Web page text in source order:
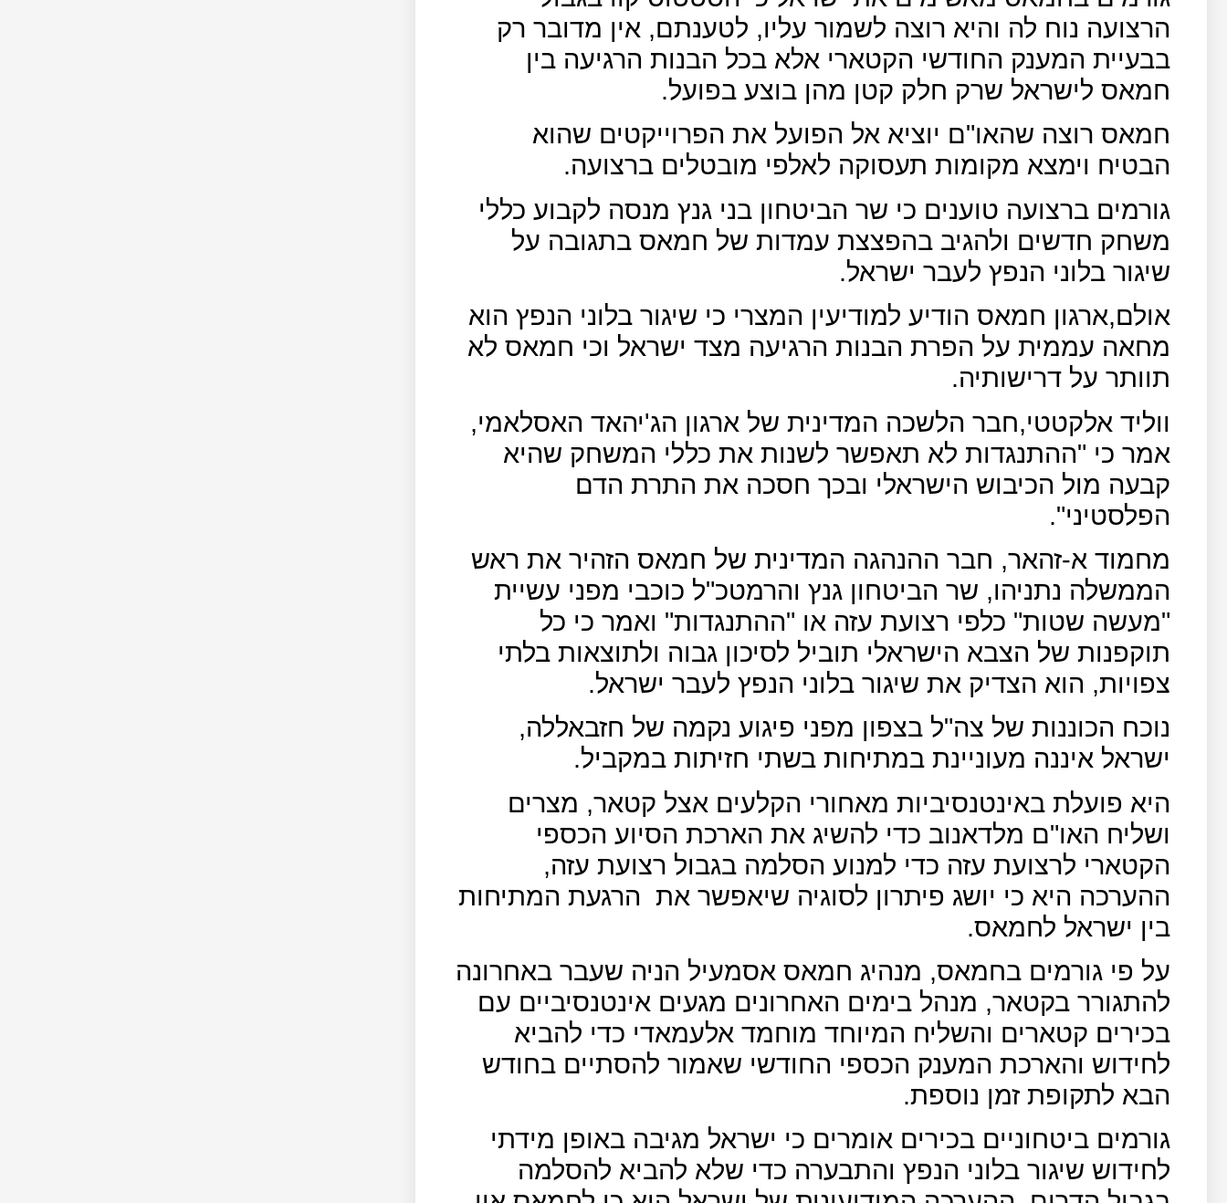
הרצועה נוח לה והיא רוצה לשמור עליו, לטענתם, אין מדובר רק
בבעיית המענק החודשי הקטארי אלא בכל הבנות הרגיעה בין
חמאס לישראל שרק חלק קטן מהן בוצע בפועל.
חמאס רוצה שהאו"ם יוציא אל הפועל את הפרוייקטים שהוא
הבטיח וימצא מקומות תעסוקה לאלפי מובטלים ברצועה.
גורמים ברצועה טוענים כי שר הביטחון בני גנץ מנסה לקבוע כללי
משחק חדשים ולהגיב בהפצצת עמדות של חמאס בתגובה על
שיגור בלוני הנפץ לעבר ישראל.
אולם,ארגון חמאס הודיע למודיעין המצרי כי שיגור בלוני הנפץ הוא
מחאה עממית על הפרת הבנות הרגיעה מצד ישראל וכי חמאס לא
תוותר על דרישותיה.
ווליד אלקטטי,חבר הלשכה המדינית של ארגון הג'יהאד האסלאמי,
אמר כי "ההתנגדות לא תאפשר לשנות את כללי המשחק שהיא
קבעה מול הכיבוש הישראלי ובכך חסכה את התרת הדם
הפלסטיני".
מחמוד א-זהאר, חבר ההנהגה המדינית של חמאס הזהיר את ראש
הממשלה נתניהו, שר הביטחון גנץ והרמטכ"ל כוכבי מפני עשיית
"מעשה שטות" כלפי רצועת עזה או "ההתנגדות" ואמר כי כל
תוקפנות של הצבא הישראלי תוביל לסיכון גבוה ולתוצאות בלתי
צפויות, הוא הצדיק את שיגור בלוני הנפץ לעבר ישראל.
נוכח הכוננות של צה"ל בצפון מפני פיגוע נקמה של חזבאללה,
ישראל איננה מעוניינת במתיחות בשתי חזיתות במקביל.
היא פועלת באינטנסיביות מאחורי הקלעים אצל קטאר, מצרים
ושליח האו"ם מלדאנוב כדי להשיג את הארכת הסיוע הכספי
הקטארי לרצועת עזה כדי למנוע הסלמה בגבול רצועת עזה,
ההערכה היא כי יושג פיתרון לסוגיה שיאפשר את הרגעת המתיחות
בין ישראל לחמאס.
על פי גורמים בחמאס, מנהיג חמאס אסמעיל הניה שעבר באחרונה
להתגורר בקטאר, מנהל בימים האחרונים מגעים אינטנסיביים עם
בכירים קטארים והשליח המיוחד מוחמד אלעמאדי כדי להביא
לחידוש והארכת המענק הכספי החודשי שאמור להסתיים בחודש
הבא לתקופת זמן נוספת.
גורמים ביטחוניים בכירים אומרים כי ישראל מגיבה באופן מידתי
לחידוש שיגור בלוני הנפץ והתבערה כדי שלא להביא להסלמה